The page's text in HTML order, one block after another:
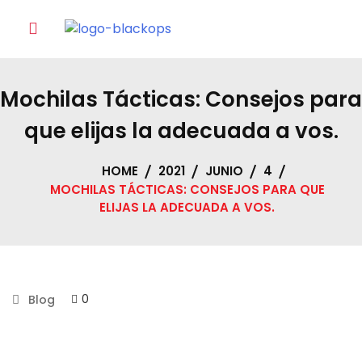
Mochilas Tácticas: Consejos para
que elijas la adecuada a vos.
HOME 2021 JUNIO
4
MOCHILAS TÁCTICAS: CONSEJOS PARA QUE
ELIJAS LA ADECUADA A VOS.
Blog 0